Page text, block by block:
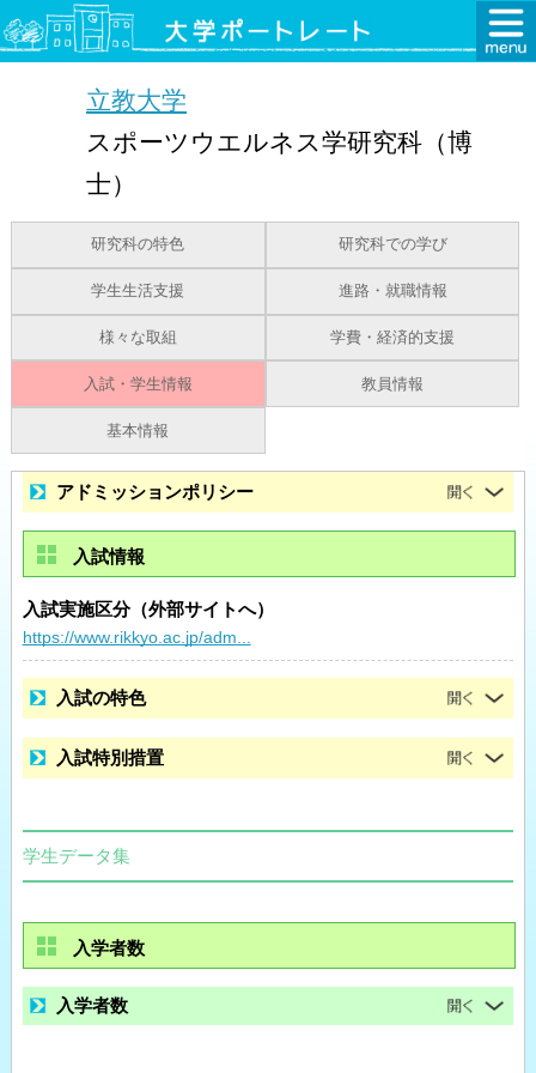
立教大学
スポーツウエルネス学研究科（博
士）
研究科の特色 研究科での学び
学生生活支援 進路・就職情報
様々な取組 学費・経済的支援
入試・学生情報 教員情報
基本情報
アドミッションポリシー
入試情報
入試実施区分（外部サイトへ）
https://www.rikkyo.ac.jp/adm...
入試の特色
入試特別措置
学生データ集
入学者数
入学者数